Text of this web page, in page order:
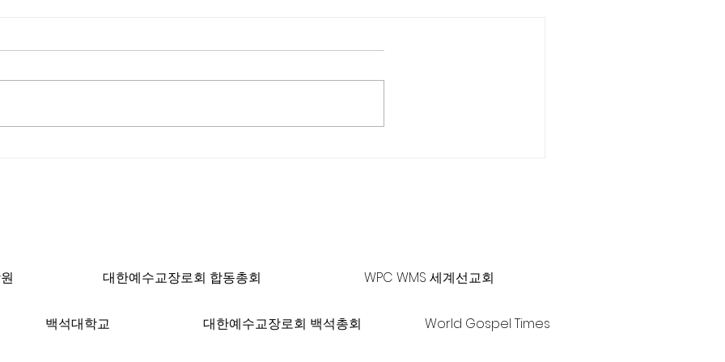
[박헌승 목사 칼럼] 소풍
대한예수교장로회 합동총회 WPC WMS 세계선교회
백석대학교 대한예수교장로회 백석총회 World Gospel Times